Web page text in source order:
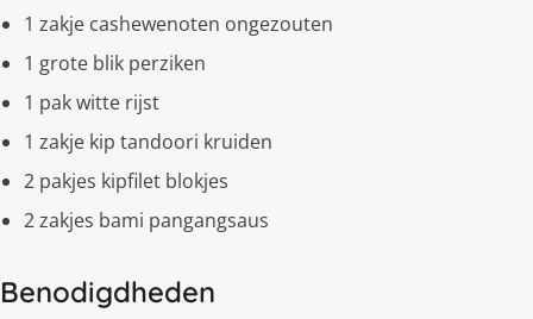
1 zakje cashewenoten ongezouten
1 grote blik perziken
1 pak witte rijst
1 zakje kip tandoori kruiden
2 pakjes kipfilet blokjes
2 zakjes bami pangangsaus
Benodigdheden